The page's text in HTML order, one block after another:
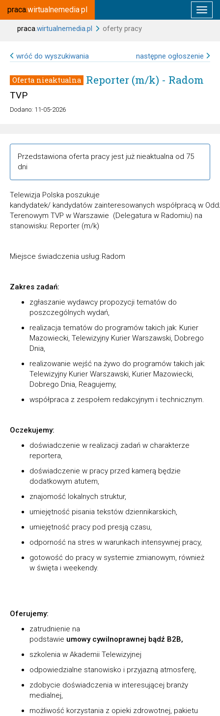
praca.wirtualnemedia.pl
praca.wirtualnemedia.pl oferty pracy
wróć do wyszukiwania następne ogłoszenie
Oferta nieaktualna Reporter (m/k) - Radom
TVP
Dodano: 11-05-2026
Przedstawiona oferta pracy jest już nieaktualna od 75
dni
Telewizja Polska poszukuje
kandydatek/ kandydatów zainteresowanych współpracą w
Terenowym TVP w Warszawie (Delegatura w Radomiu) na
stanowisku: Reporter (m/k)
Miejsce świadczenia usług: Radom
Zakres zadań:
zgłaszanie wydawcy propozycji tematów do
poszczególnych wydań,
realizacja tematów do programów takich jak: Kurier
Mazowiecki, Telewizyjny Kurier Warszawski, Dobrego
Dnia,
realizowanie wejść na żywo do programów takich jak:
Telewizyjny Kurier Warszawski, Kurier Mazowiecki,
Dobrego Dnia, Reagujemy,
współpraca z zespołem redakcyjnym i technicznym.
Oczekujemy:
doświadczenie w realizacji zadań w charakterze
reportera,
doświadczenie w pracy przed kamerą będzie
dodatkowym atutem,
znajomość lokalnych struktur,
umiejętność pisania tekstów dziennikarskich,
umiejętność pracy pod presją czasu,
odporność na stres w warunkach intensywnej pracy,
gotowość do pracy w systemie zmianowym, również
w święta i weekendy.
Oferujemy:
zatrudnienie na
podstawie umowy cywilnoprawnej bądź B2B,
szkolenia w Akademii Telewizyjnej
odpowiedzialne stanowisko i przyjazną atmosferę,
zdobycie doświadczenia w interesującej branży
medialnej,
możliwość korzystania z opieki zdrowotnej, pakietu